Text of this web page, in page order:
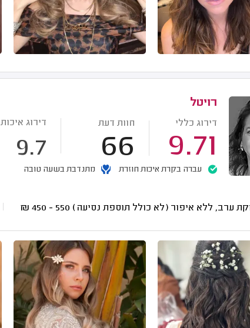
רויטל
דירוג כללי
9.71
חוות דעת
66
דירוג איכות
9.7
עברה בקרת איכות חוזרת מתנדבת בשעה טובה
ערב, ללא איפור (לא כולל תוספת נסיעה) 550 - 450
₪